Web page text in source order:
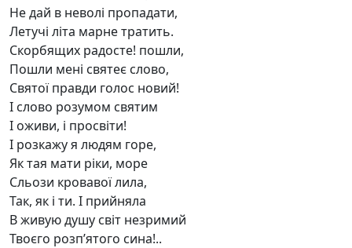
Не дай в неволі пропадати,
Летучі літа марне тратить.
Скорбящих радосте! пошли,
Пошли мені святеє слово,
Святої правди голос новий!
І слово розумом святим
І оживи, і просвіти!
І розкажу я людям горе,
Як тая мати ріки, море
Сльози кровавої лила,
Так, як і ти. І прийняла
В живую душу світ незримий
Твоєго розп’ятого сина!..